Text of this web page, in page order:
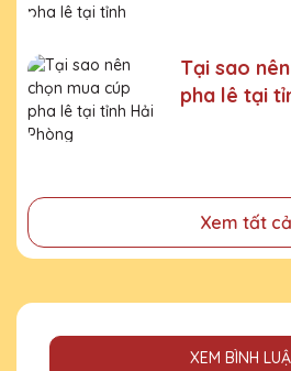
cá nhân, tập thể
- Tri ân, thay lời cảm ơn gửi đến
đã cống hiến, đóng góp cho
đồng
Tại sao
pha lê tại
Xem tất cả
XEM BÌNH